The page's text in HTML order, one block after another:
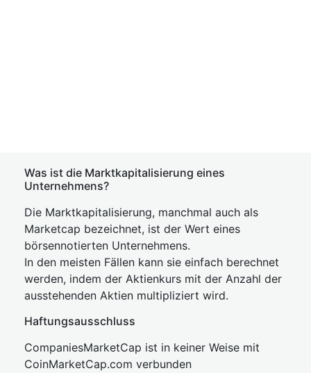
Was ist die Marktkapitalisierung eines
Unternehmens?
Die Marktkapitalisierung, manchmal auch als
Marketcap bezeichnet, ist der Wert eines
börsennotierten Unternehmens.
In den meisten Fällen kann sie einfach berechnet
werden, indem der Aktienkurs mit der Anzahl der
ausstehenden Aktien multipliziert wird.
Haftungsausschluss
CompaniesMarketCap ist in keiner Weise mit
CoinMarketCap.com verbunden